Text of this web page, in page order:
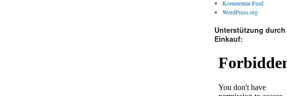
Kommentar-Feed
WordPress.org
Unterstützung durch
Einkauf: